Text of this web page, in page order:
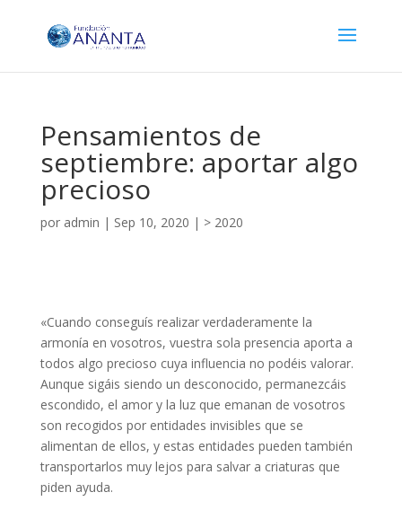
Pensamientos de
septiembre: aportar algo
precioso
por admin | Sep 10, 2020 | > 2020
«Cuando conseguís realizar verdaderamente la
armonía en vosotros, vuestra sola presencia aporta a
todos algo precioso cuya influencia no podéis valorar.
Aunque sigáis siendo un desconocido, permanezcáis
escondido, el amor y la luz que emanan de vosotros
son recogidos por entidades invisibles que se
alimentan de ellos, y estas entidades pueden también
transportarlos muy lejos para salvar a criaturas que
piden ayuda.